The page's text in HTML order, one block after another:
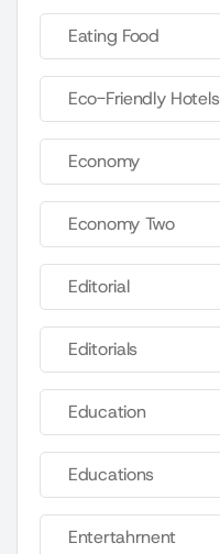
Eating Food
Eco-Friendly Hotels
Economy
Economy Two
Editorial
Editorials
Education
Educations
Entertahrnent